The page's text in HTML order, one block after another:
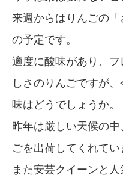
来週からはりんごの
の予定です。
適度に酸味があり、
しさのりんごですが
味はどうでしょうか。
昨年は厳しい天候の
ごを出荷してくれてい
また安芸クイーンと